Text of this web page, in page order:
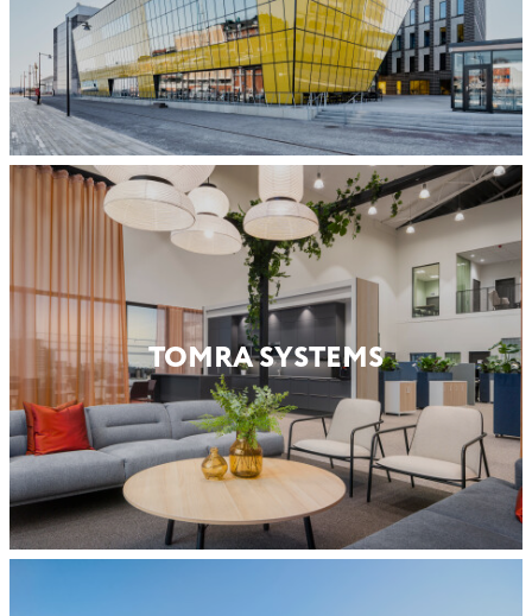
TOMRA SYSTEMS